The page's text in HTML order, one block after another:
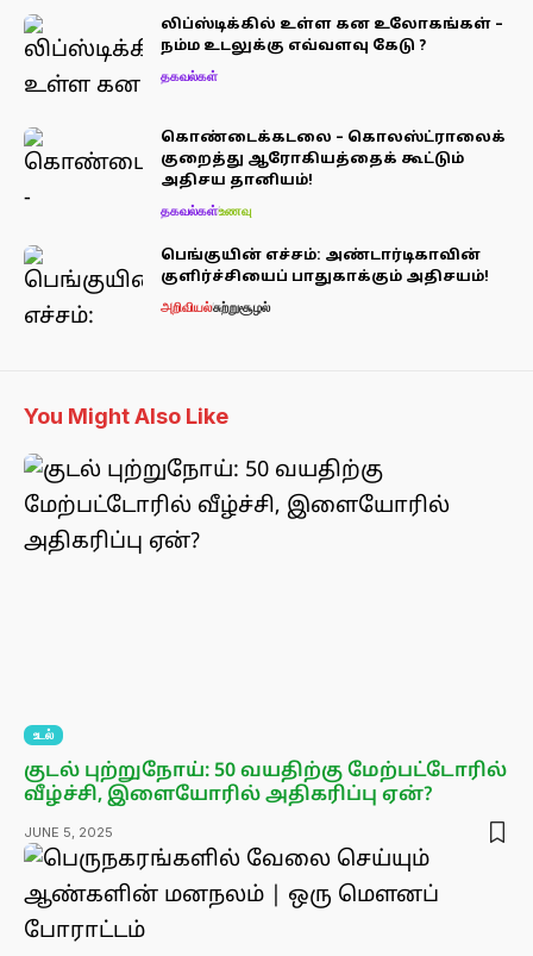
லிப்ஸ்டிக்கில் உள்ள கன உலோகங்கள் –
நம்ம உடலுக்கு எவ்வளவு கேடு ?
தகவல்கள்
கொண்டைக்கடலை – கொலஸ்ட்ராலைக்
குறைத்து ஆரோகியத்தைக் கூட்டும்
அதிசய தானியம்!
தகவல்கள்உணவு
பெங்குயின் எச்சம்: அண்டார்டிகாவின்
குளிர்ச்சியைப் பாதுகாக்கும் அதிசயம்!
அறிவியல்சுற்றுசூழல்
You Might Also Like
உடல்
குடல் புற்றுநோய்: 50 வயதிற்கு மேற்பட்டோரில்
வீழ்ச்சி, இளையோரில் அதிகரிப்பு ஏன்?
JUNE 5, 2025